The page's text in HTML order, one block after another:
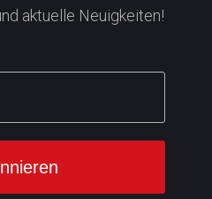
aktuelle Neuigkeiten!